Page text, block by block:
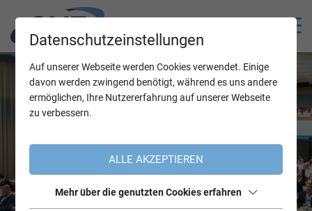
Datenschutzeinstellungen
Auf unserer Webseite werden Cookies verwendet. Einige
davon werden zwingend benötigt, während es uns andere
ermöglichen, Ihre Nutzererfahrung auf unserer Webseite
zu verbessern.
ALLE AKZEPTIEREN
Mehr über die genutzten Cookies erfahren